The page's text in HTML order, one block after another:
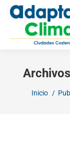
Estás aquí:
Inicio